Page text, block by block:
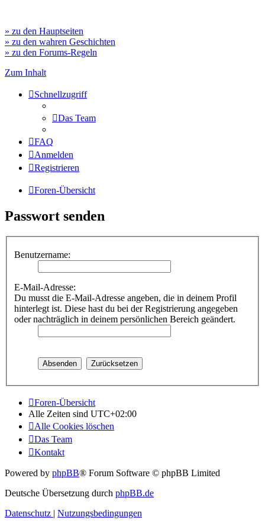
» zu den Hauptseiten
» zu den wahren Geschichten
» zu den Forums-Regeln
Zum Inhalt
Schnellzugriff
Das Team
FAQ
Anmelden
Registrieren
Foren-Übersicht
Passwort senden
Benutzername:
E-Mail-Adresse:
Du musst die E-Mail-Adresse angeben, die in deinem Profil
hinterlegt ist. Diese hast du bei der Registrierung angegeben
oder nachträglich in deinem persönlichen Bereich geändert.
Foren-Übersicht
Alle Zeiten sind UTC+02:00
Alle Cookies löschen
Das Team
Kontakt
Powered by phpBB® Forum Software © phpBB Limited
Deutsche Übersetzung durch phpBB.de
Datenschutz | Nutzungsbedingungen